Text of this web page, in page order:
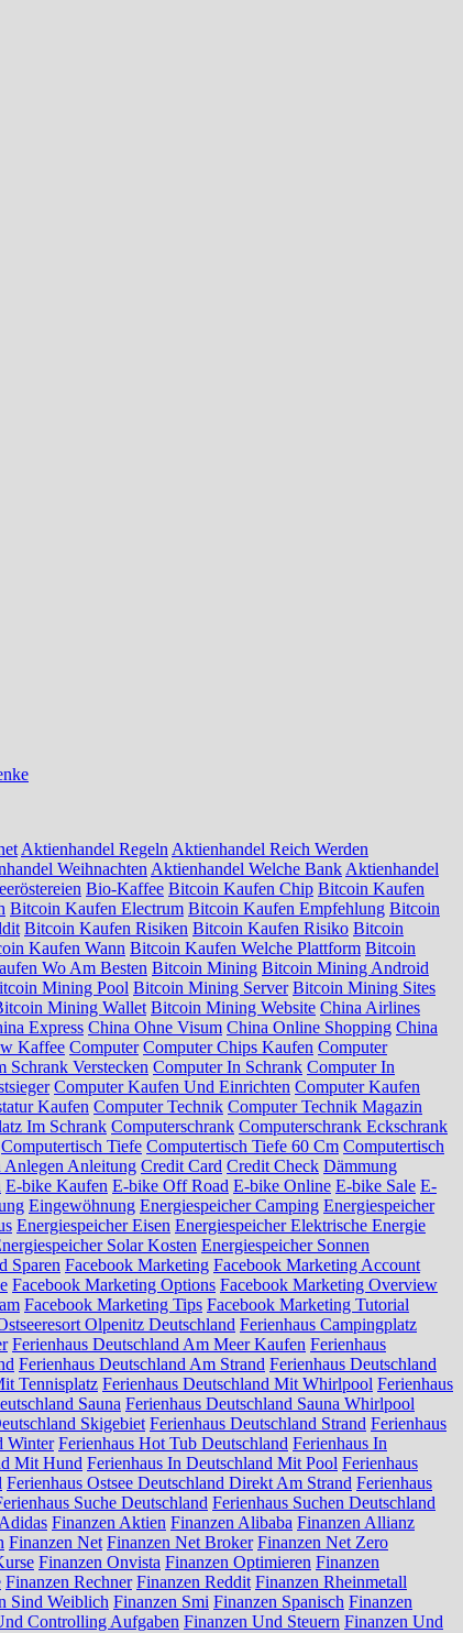
Aktienhandel Regeln Aktienhandel Reich Werden
Weihnachten Aktienhandel Welche Bank Aktienhandel
Bio-Kaffee Bitcoin Kaufen Chip Bitcoin Kaufen
Bitcoin Kaufen Electrum Bitcoin Kaufen Empfehlung Bitcoin
Bitcoin Kaufen Risiken Bitcoin Kaufen Risiko Bitcoin
Kaufen Wann Bitcoin Kaufen Welche Plattform Bitcoin
Wo Am Besten Bitcoin Mining Bitcoin Mining Android
Mining Pool Bitcoin Mining Server Bitcoin Mining Sites
Mining Wallet Bitcoin Mining Website China Airlines
Express China Ohne Visum China Online Shopping China
Kaffee Computer Computer Chips Kaufen Computer
Schrank Verstecken Computer In Schrank Computer In
Computer Kaufen Und Einrichten Computer Kaufen
Kaufen Computer Technik Computer Technik Magazin
Im Schrank Computerschrank Computerschrank Eckschrank
Computertisch Tiefe Computertisch Tiefe 60 Cm Computertisch
Anlegen Anleitung Credit Card Credit Check Dämmung
E-bike Kaufen E-bike Off Road E-bike Online E-bike Sale E-
Eingewöhnung Energiespeicher Camping Energiespeicher
Energiespeicher Eisen Energiespeicher Elektrische Energie
Solar Kosten Energiespeicher Sonnen
Sparen Facebook Marketing Facebook Marketing Account
Facebook Marketing Options Facebook Marketing Overview
Facebook Marketing Tips Facebook Marketing Tutorial
Olpenitz Deutschland Ferienhaus Campingplatz
Ferienhaus Deutschland Am Meer Kaufen Ferienhaus
Ferienhaus Deutschland Am Strand Ferienhaus Deutschland
Tennisplatz Ferienhaus Deutschland Mit Whirlpool Ferienhaus
Sauna Ferienhaus Deutschland Sauna Whirlpool
Skigebiet Ferienhaus Deutschland Strand Ferienhaus
Winter Ferienhaus Hot Tub Deutschland Ferienhaus In
Mit Hund Ferienhaus In Deutschland Mit Pool Ferienhaus
Ferienhaus Ostsee Deutschland Direkt Am Strand Ferienhaus
Suche Deutschland Ferienhaus Suchen Deutschland
Finanzen Aktien Finanzen Alibaba Finanzen Allianz
Finanzen Net Finanzen Net Broker Finanzen Net Zero
Finanzen Onvista Finanzen Optimieren Finanzen
Finanzen Rechner Finanzen Reddit Finanzen Rheinmetall
Sind Weiblich Finanzen Smi Finanzen Spanisch Finanzen
Controlling Aufgaben Finanzen Und Steuern Finanzen Und